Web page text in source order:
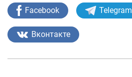
Facebook Telegram
Вконтакте